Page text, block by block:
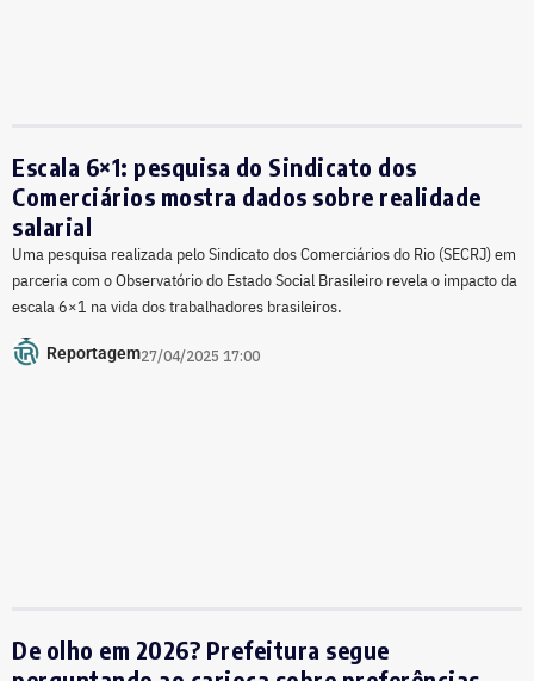
Escala 6×1: pesquisa do Sindicato dos
Comerciários mostra dados sobre realidade
salarial
Uma pesquisa realizada pelo Sindicato dos Comerciários do Rio (SECRJ) em
parceria com o Observatório do Estado Social Brasileiro revela o impacto da
escala 6×1 na vida dos trabalhadores brasileiros.
Reportagem27/04/2025 17:00
De olho em 2026? Prefeitura segue